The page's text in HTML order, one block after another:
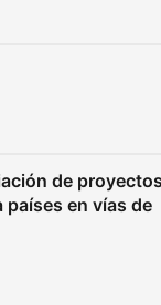
de
en vías de